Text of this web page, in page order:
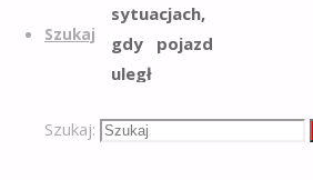
Szukaj
Szukaj:
sytuacjach,
gdy pojazd
uległ
awarii i nie